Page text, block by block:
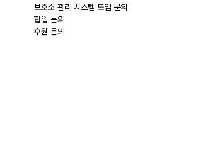
보호소 관리 시스템 도입 문의
협업 문의
후원 문의